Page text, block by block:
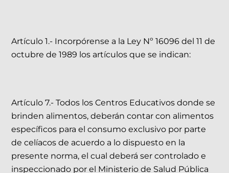
Artículo 1.- Incorpórense a la Ley Nº 16096 del 11 de
octubre de 1989 los artículos que se indican:
Artículo 7.- Todos los Centros Educativos donde se
brinden alimentos, deberán contar con alimentos
específicos para el consumo exclusivo por parte
de celíacos de acuerdo a lo dispuesto en la
presente norma, el cual deberá ser controlado e
inspeccionado por el Ministerio de Salud Pública